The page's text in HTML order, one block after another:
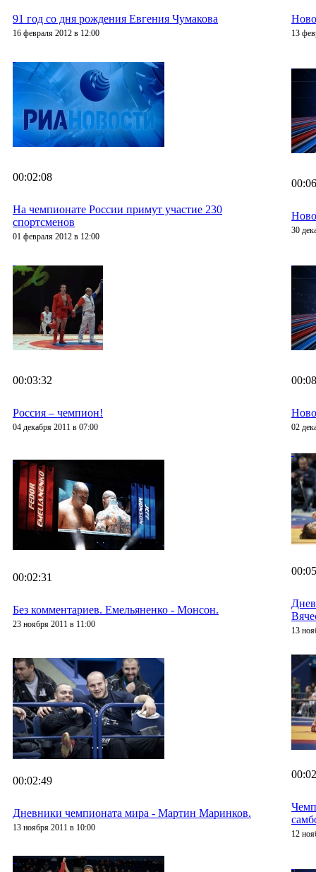
91 год со дня рождения Евгения Чумакова
16 февраля 2012 в 12:00 13
00:02:08
На чемпионате России примут участие 230
спортсменов
01 февраля 2012 в 12:00
30
00:03:32
Россия – чемпион!
04 декабря 2011 в 07:00 02
00:02:31
Без комментариев. Емельяненко - Монсон.
23 ноября 2011 в 11:00
13
00:02:49
Дневники чемпионата мира - Мартин Маринков.
13 ноября 2011 в 10:00
12